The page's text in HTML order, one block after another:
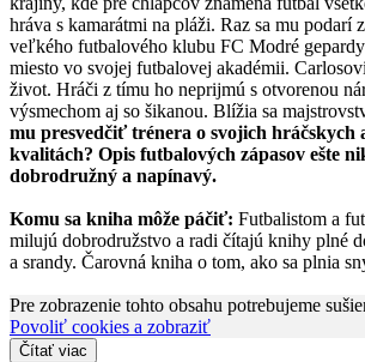
hráva s kamarátmi na pláži. Raz sa mu podarí
veľkého futbalového klubu FC Modré
miesto vo svojej futbalovej akadémii.
život. Hráči z tímu ho neprijmú s otvorenou
výsmechom aj so šikanou. Blížia sa
mu presvedčiť trénera o svojich hráčskych
kvalitách? Opis futbalových zápasov ešte
dobrodružný a napínavý.
Komu sa kniha môže páčiť: Futbalistom a
milujú dobrodružstvo a radi čítajú knihy plné
a srandy. Čarovná kniha o tom, ako sa plnia
Pre zobrazenie tohto obsahu potrebujeme
Povoliť cookies a zobraziť
Čítať viac